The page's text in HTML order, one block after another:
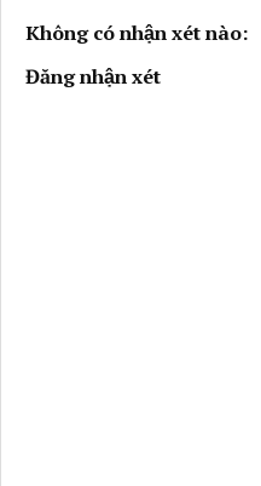
Không có nhận xét nào:
Đăng nhận xét